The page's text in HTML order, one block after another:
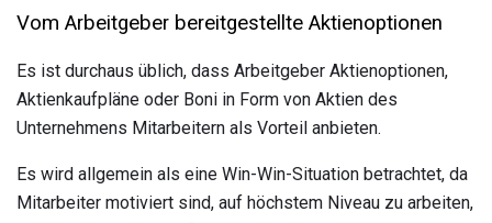
Vom Arbeitgeber bereitgestellte Aktienoptionen
Es ist durchaus üblich, dass Arbeitgeber Aktienoptionen,
Aktienkaufpläne oder Boni in Form von Aktien des
Unternehmens Mitarbeitern als Vorteil anbieten.
Es wird allgemein als eine Win-Win-Situation betrachtet, da
Mitarbeiter motiviert sind, auf höchstem Niveau zu arbeiten,